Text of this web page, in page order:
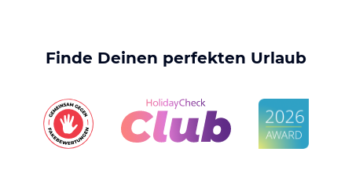
Finde Deinen perfekten Urlaub